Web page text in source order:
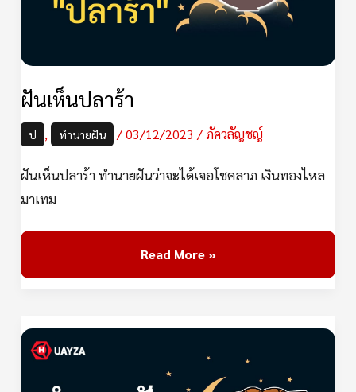
ฝันเห็นปลาร้า
ป , ทำนายฝัน /03/12/2023/ภัควลัญชญ์
ฝันเห็นปลาร้า ทำนายฝันว่าจะได้เจอโชคลาภ เงินทองไหล
มาเทม
Read More »
ปิ่นโต